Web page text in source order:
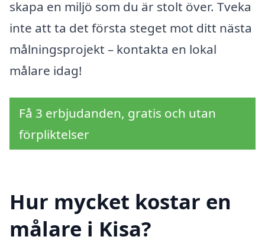
skapa en miljö som du är stolt över. Tveka
inte att ta det första steget mot ditt nästa
målningsprojekt – kontakta en lokal
målare idag!
Få 3 erbjudanden, gratis och utan
förpliktelser
Hur mycket kostar en
målare i Kisa?